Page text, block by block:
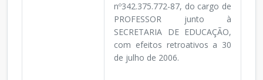
nº342.375.772-87, do cargo de
PROFESSOR junto à
SECRETARIA DE EDUCAÇÃO,
com efeitos retroativos a 30
de julho de 2006.